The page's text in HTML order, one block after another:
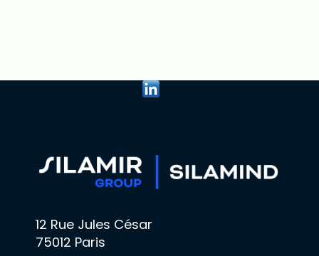
12 Rue Jules César
75012 Paris